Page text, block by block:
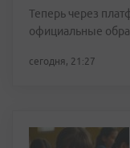
Теперь через
официальные
сегодня, 21:27